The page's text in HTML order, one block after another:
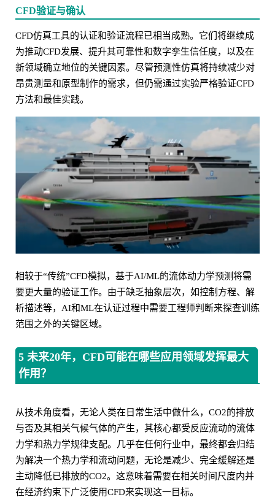
CFD验证与确认
CFD仿真工具的认证和验证流程已相当成熟。它们将继续成
为推动CFD发展、提升其可靠性和数字孪生信任度，以及在
新领域确立地位的关键因素。尽管预测性仿真将持续减少对
昂贵测量和原型制作的需求，但仍需通过实验严格验证CFD
方法和最佳实践。
相较于“传统”CFD模拟，基于AI/ML的流体动力学预测将需
要更大量的验证工作。由于缺乏抽象层次，如控制方程、解
析描述等，AI和ML在认证过程中需要工程师判断来探查训练
范围之外的关键区域。
5 未来20年，CFD可能在哪些应用领域发挥最大
作用？
从技术角度看，无论人类在日常生活中做什么，CO2的排放
与否及其相关气候气体的产生，其核心都受反应流动的流体
力学和热力学规律支配。几乎在任何行业中，最终都会归结
为解决一个热力学和流动问题，无论是减少、完全缓解还是
主动降低已排放的CO2。这意味着需要在相关时间尺度内并
在经济约束下广泛使用CFD来实现这一目标。